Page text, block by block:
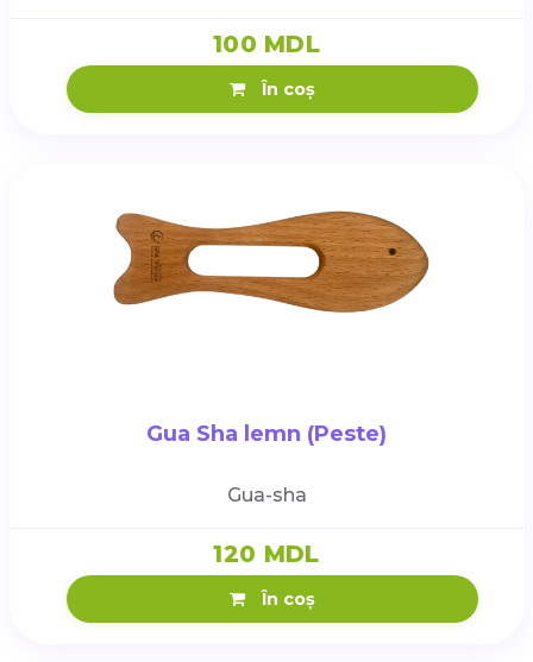
100 MDL
În coș
Gua Sha lemn (Peste)
Gua-sha
120 MDL
În coș